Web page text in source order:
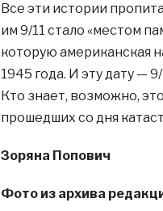
Все эти истории
им 9/11 стало «местом
которую американская
1945 года. И эту дату —
Кто знает, возможно,
прошедших со дня
Зоряна Попович
Фото из архива